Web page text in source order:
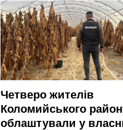
Четверо жителів
Коломийського
облаштували у